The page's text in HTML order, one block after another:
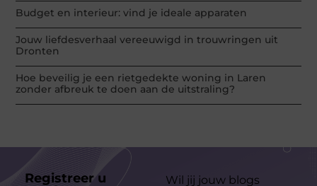
Budget en interieur: vind je ideale apparaten
Jouw liefdesverhaal vereeuwigd in trouwringen uit
Dronten
Hoe beveilig je een rietgedekte woning in Laren
zonder afbreuk te doen aan de uitstraling?
Registreer u
Wil jij jouw blogs